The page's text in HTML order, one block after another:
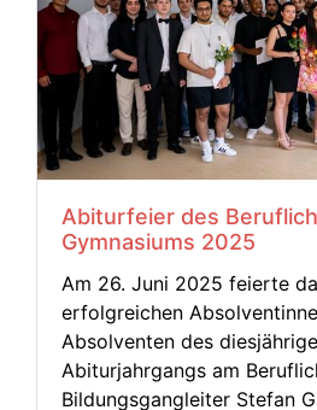
Abiturfeier des
Gymnasiums 2025
Am 26. Juni 2025 feierte
erfolgreichen
Absolventen des
Abiturjahrgangs am
Bildungsgangleiter Stefan